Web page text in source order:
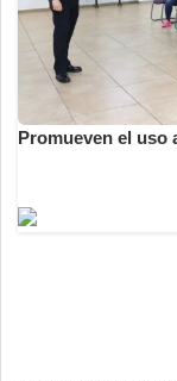
Promueven el uso